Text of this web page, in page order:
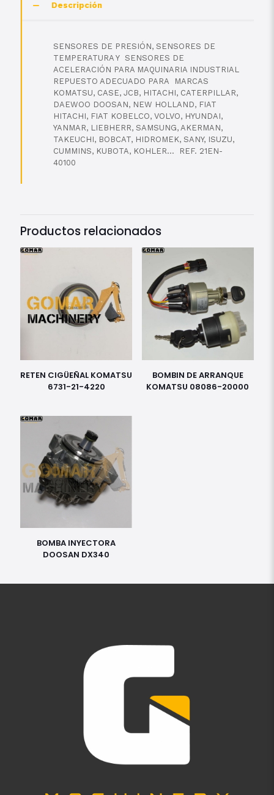
Descripción
SENSORES DE PRESIÓN, SENSORES DE
TEMPERATURA Y SENSORES DE
ACELERACIÓN PARA MAQUINARIA INDUSTRIAL
REPUESTO ADECUADO PARA MARCAS
KOMATSU, CASE, JCB, HITACHI, CATERPILLAR,
DAEWOO DOOSAN, NEW HOLLAND, FIAT
HITACHI, FIAT KOBELCO, VOLVO, HYUNDAI,
YANMAR, LIEBHERR, SAMSUNG, AKERMAN,
TAKEUCHI, BOBCAT, HIDROMEK, SANY, ISUZU,
CUMMINS, KUBOTA, KOHLER… REF. 21EN-
40100
Productos relacionados
RETEN CIGÜEÑAL KOMATSU
6731-21-4220
BOMBIN DE ARRANQUE
KOMATSU 08086-20000
BOMBA INYECTORA
DOOSAN DX340